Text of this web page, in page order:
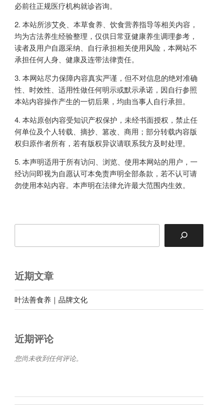
必前往正规医疗机构就诊咨询。
本站所涉艾灸、本草食养、饮食营养指导等相关内容，
均为古法养生经验整理，仅供日常亚健康养生调理参考，
读者及用户自愿采纳、自行承担相关使用风险，本网站不
承担任何人身、健康及连带法律责任。
本网站尽力保障内容真实严谨，但不对信息的绝对准确
性、时效性、适用性做任何明示或默示承诺，因自行参照
本站内容操作产生的一切后果，均由当事人自行承担。
本站原创内容受知识产权保护，未经书面授权，禁止任
何单位及个人转载、摘抄、篡改、商用；部分转载内容版
权归原作者所有，若有版权异议请联系我方及时处理。
本声明适用于所有访问、浏览、使用本网站的用户，一
经访问即视为自愿认可本免责声明全部条款，若不认可请
勿使用本站内容。本声明在法律允许最大范围内生效。
近期文章
叶法善食养｜品牌文化
近期评论
您尚未收到任何评论。